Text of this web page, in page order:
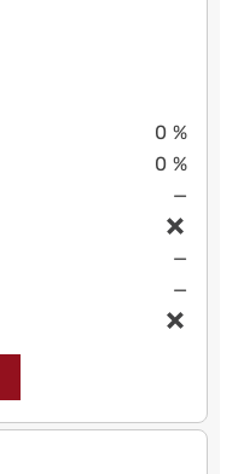
0 %
0 %
—
—
—